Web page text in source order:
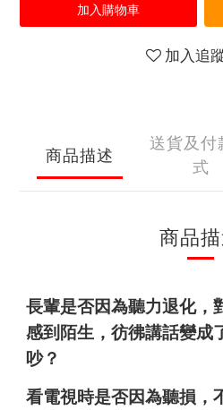
加入購物車
加入追
商品描述
送貨及付
式
商品
長輩是否因為聽力退化，
感到陌生，彷彿講話變成
吵？
看電視時是否因為聽損，